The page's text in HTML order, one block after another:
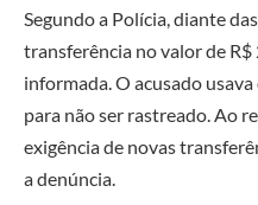
Segundo a Polícia, diante
transferência no valor de R$
informada. O acusado
para não ser rastreado. Ao
exigência de novas
a denúncia.